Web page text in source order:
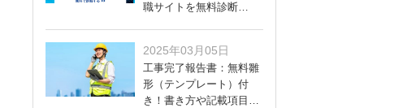
職サイトを無料診断…
2025年03月05日
工事完了報告書：無料雛
形（テンプレート）付
き！書き方や記載項目…